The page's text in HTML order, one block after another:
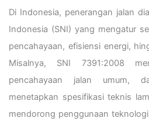
Di Indonesia, penerangan jalan
Indonesia (SNI) yang mengatur
pencahayaan, efisiensi energi,
Misalnya, SNI 7391:2008
pencahayaan jalan umum,
menetapkan spesifikasi teknis
mendorong penggunaan